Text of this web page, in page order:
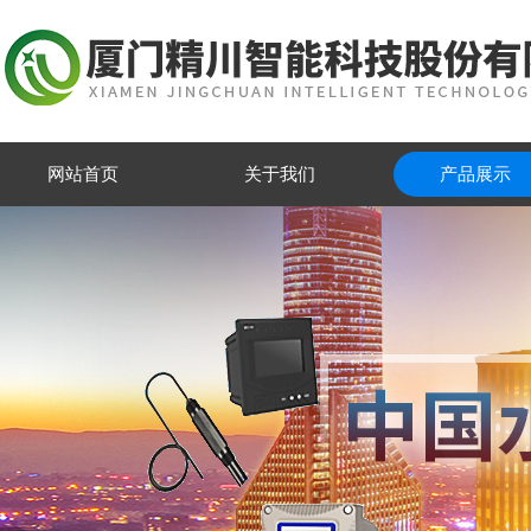
网站首页 关于我们 产品展示